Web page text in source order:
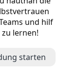
und hilf
lernen!
starten